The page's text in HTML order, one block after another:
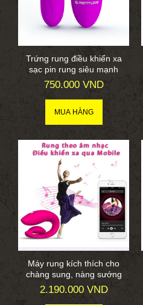
Trứng rung điều khiển xa
sạc pin rung siêu mạnh
750.000 VND
Máy rung kích thích cho
chàng sung, nàng sướng
2.190.000 VND